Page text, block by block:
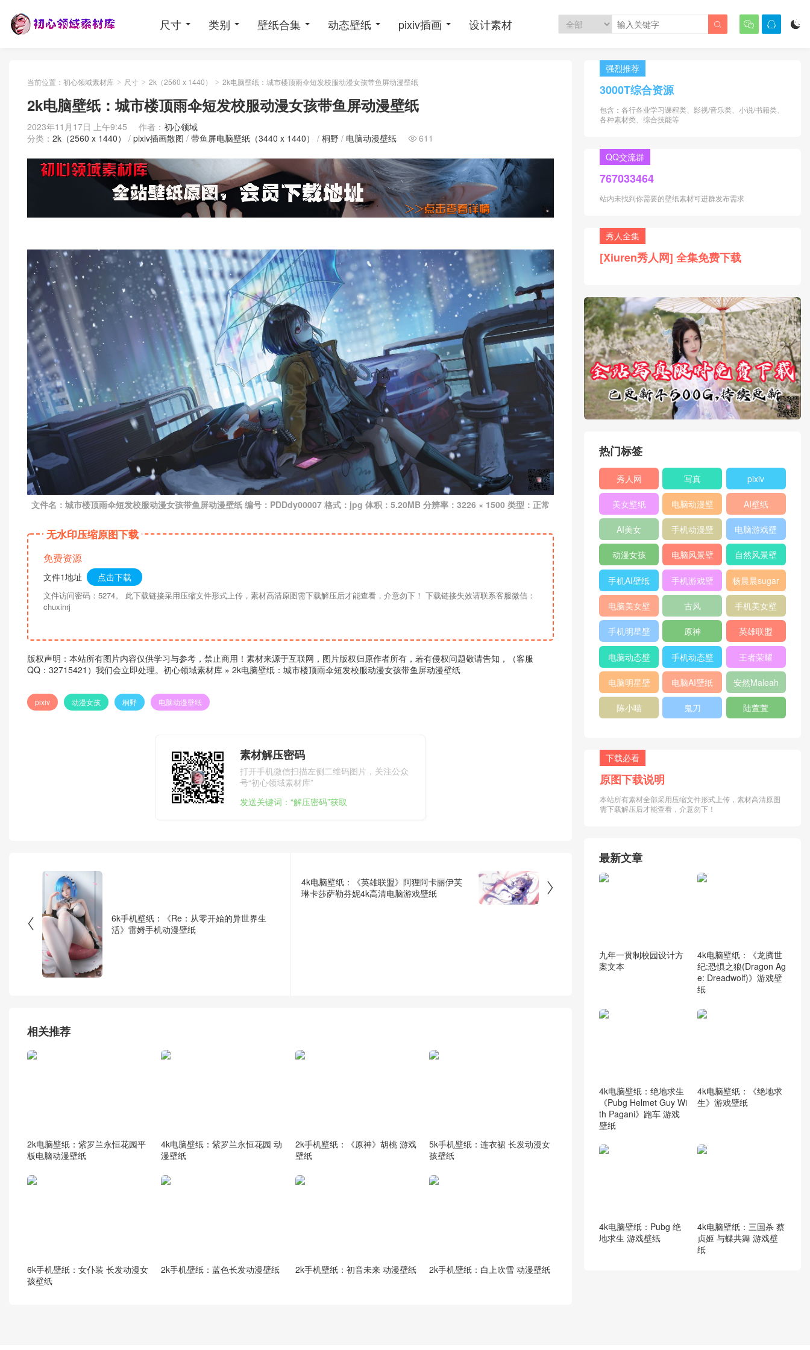
尺寸 类别 壁纸合集 动态壁纸 pixiv插画 设计素材 
 

当前位置： 初心领域素材库 > 尺寸 > 2k（2560 x 1440） > 2k电脑壁纸：城市楼顶雨伞短发校服动漫女孩带鱼屏动漫壁纸
2k电脑壁纸：城市楼顶雨伞短发校服动漫女孩带鱼屏动漫壁纸
2023年11月17日 上午9:45 作者： 初心领域
分类： 2k（2560 x 1440） / pixiv插画散图 / 带鱼屏电脑壁纸（3440 x 1440） / 桐野 / 电脑动漫壁纸  611
文件名：城市楼顶雨伞短发校服动漫女孩带鱼屏动漫壁纸 编号：PDDdy00007 格式：jpg 体积：5.20MB 分辨率：3226 × 1500 类型：正常
无水印压缩原图下载
免费资源
文件1地址 点击下载
文件访问密码：5274。 此下载链接采用压缩文件形式上传，素材高清原图需下载解压后才能查看，介意勿下！ 下载链接失效请联系客服微信：
chuxinrj
版权声明：本站所有图片内容仅供学习与参考，禁止商用！素材来源于互联网，图片版权归原作者所有，若有侵权问题敬请告知，（客服
QQ：32715421）我们会立即处理。 初心领域素材库 » 2k电脑壁纸：城市楼顶雨伞短发校服动漫女孩带鱼屏动漫壁纸
pixiv 动漫女孩 桐野 电脑动漫壁纸
素材解压密码
打开手机微信扫描左侧二维码图片，关注公众
号“初心领域素材库”
发送关键词：“解压密码”获取

6k手机壁纸：《Re：从零开始的异世界生
活》雷姆手机动漫壁纸

4k电脑壁纸：《英雄联盟》阿狸阿卡丽伊芙
琳卡莎萨勒芬妮4k高清电脑游戏壁纸
相关推荐
2k电脑壁纸：紫罗兰永恒花园平
板电脑动漫壁纸
4k电脑壁纸：紫罗兰永恒花园 动
漫壁纸
2k手机壁纸：《原神》胡桃 游戏
壁纸
5k手机壁纸：连衣裙 长发动漫女
孩壁纸
6k手机壁纸：女仆装 长发动漫女
孩壁纸
2k手机壁纸：蓝色长发动漫壁纸 2k手机壁纸：初音未来 动漫壁纸 2k手机壁纸：白上吹雪 动漫壁纸
强烈推荐
3000T综合资源
包含：各行各业学习课程类、影视/音乐类、小说/书籍类、
各种素材类、综合技能等
QQ交流群
767033464
站内未找到你需要的壁纸素材可进群发布需求
秀人全集
[Xiuren秀人网] 全集免费下载
热门标签
秀人网
XIUREN
写真 pixiv
美女壁纸
电脑动漫壁
纸
AI壁纸
AI美女
手机动漫壁
纸
电脑游戏壁
纸
动漫女孩
电脑风景壁
纸
自然风景壁
纸
手机AI壁纸
手机游戏壁
纸
杨晨晨sugar
电脑美女壁
纸
古风
手机美女壁
纸
手机明星壁
纸
原神 英雄联盟
电脑动态壁
纸
手机动态壁
纸
王者荣耀
电脑明星壁
纸
电脑AI壁纸 安然Maleah
陈小喵 鬼刀 陆萱萱
下载必看
原图下载说明
本站所有素材全部采用压缩文件形式上传，素材高清原图
需下载解压后才能查看，介意勿下！
最新文章
九年一贯制校园设计方
案文本
4k电脑壁纸：《龙腾世
纪:恐惧之狼(Dragon Ag
e: Dreadwolf)》游戏壁
纸
4k电脑壁纸：绝地求生
《Pubg Helmet Guy Wi
th Pagani》跑车 游戏
壁纸
4k电脑壁纸：《绝地求
生》游戏壁纸
4k电脑壁纸：Pubg 绝
地求生 游戏壁纸
4k电脑壁纸：三国杀 蔡
贞姬 与蝶共舞 游戏壁
纸